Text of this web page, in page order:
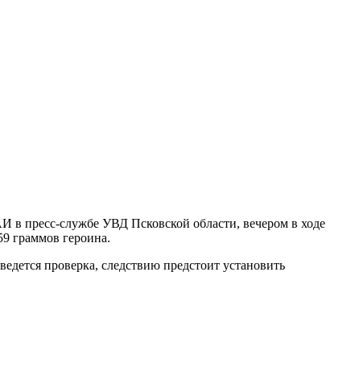
пресс-службе УВД Псковской области, вечером в ходе
граммов героина.
проверка, следствию предстоит установить